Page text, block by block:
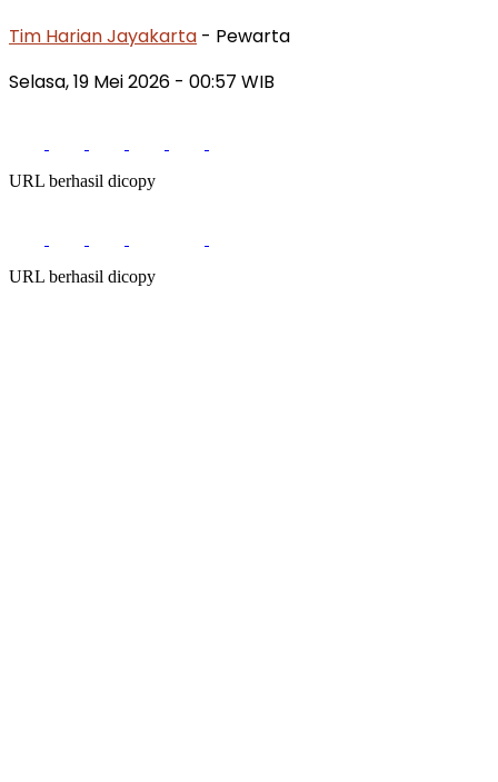
Tim Harian Jayakarta - Pewarta
Selasa, 19 Mei 2026 - 00:57 WIB
URL berhasil dicopy
URL berhasil dicopy